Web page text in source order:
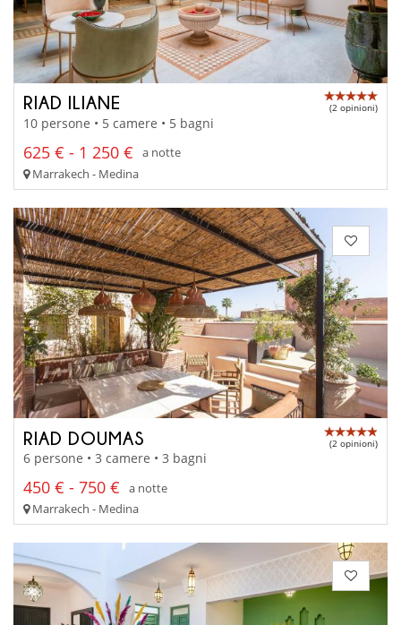
RIAD ILIANE (2 opinioni)
10 persone • 5 camere • 5 bagni
625 € - 1 250 €
a notte
Marrakech - Medina
RIAD DOUMAS (2 opinioni)
6 persone • 3 camere • 3 bagni
450 € - 750 €
a notte
Marrakech - Medina